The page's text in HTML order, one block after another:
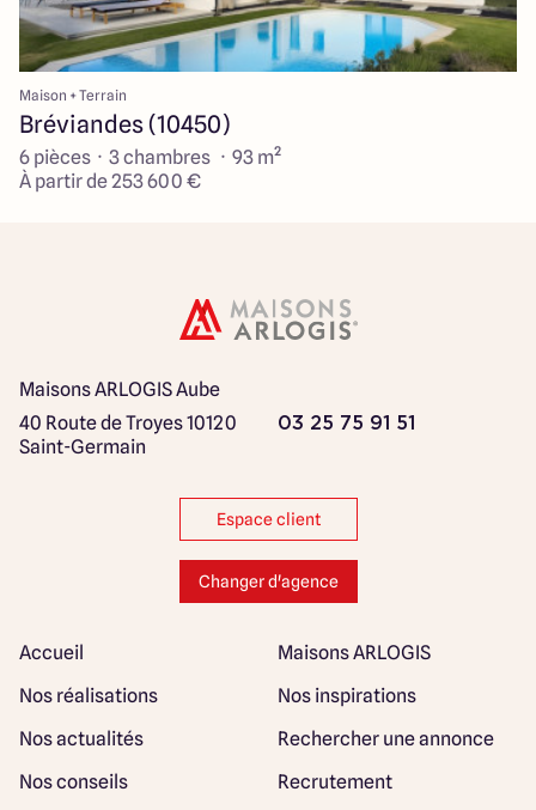
Maison + Terrain
Bréviandes (10450)
6 pièces · 3 chambres · 93 m²
À partir de 253 600 €
Maisons ARLOGIS Aube
40 Route de Troyes10120
Saint-Germain
03 25 75 91 51
Espace client
Changer d'agence
Accueil
Maisons ARLOGIS
Nos réalisations
Nos inspirations
Nos actualités
Rechercher une annonce
Nos conseils
Recrutement